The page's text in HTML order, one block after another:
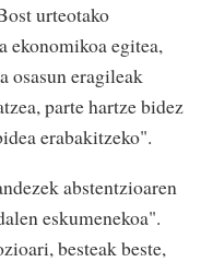
urteotako
ekonomikoa egitea,
osasun eragileak
parte hartze bidez
erabakitzeko".
abstentzioaren
eskumenekoa".
besteak beste,